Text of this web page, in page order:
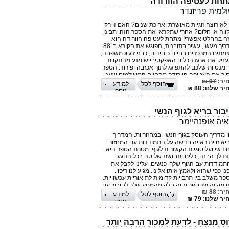
פריזנדר
לא רוצה זוגיות מאושרת וארוכת שנים? האם זו רק
או חלום? אחרי שתקראו את הספר הזה, תבינו
בהחלט אפשרי! מתחת לעטיפה הוורודה הוא
מדריך מעשי, עשיר בתובנות, הפוגש את הקורא ב־88
המרכזיים בחיים כיחידים, כבני זוג וכמשפחה,
את ארגז הכלים האפקטיבי שימנע מהתקוות
שלכם להתפוגג לתוך אכזבה ופירוד. הספר
את העטיפה הוורודה מהחיים המושלמים שאנו
עליהם, מסיט הצידה את האגדות וסיפורי
מהסרטים ומראה לכם כיצד אתם יכולים
את סיפור הזוגיות שלכם, להתוות כיחידים
המשותפת שלכם. אל תתנו לסטטיסטיקה
של אחוז המתגרשים הגבוה בישראל לדפוק
דלתכם. צאו למסע הזוגי עם עיניים פקוחות
את חלום הזוגיות שלו אתם ראויים! שולמית
פריזנדר, בעלת ניסיון של יותר מ־25 שנה בייעוץ
בארץ ובעולם, לקחה את הכלים המקצועיים
ניתוח ושיפור תהליכים והמירה אותם לעולם
מתוך הדרך והניסיון שצברה בתחום המקצועי
האישי פיתחה כלים פרקטיים להשגת זוגיות
ומאריכת ימים. שולמית מציעה קורסים
הרצאות וליווי אישי לזוגות ויחידים טרם מיסוד
ביניהם, בפרק א' או בפרקים אחרים בחייהם
תחושת שליחות ורצון למנוע משברים זוגיים טרם
97 ₪
שלנו: 88 ₪
למידע
נוסף
הוסף לסל
בריא לגוף הנשי
אופנהיימר
מדריך העוסק בגוף הנשי ובמחזוריות. המדריך
זווית ראייה חדשה על התמודדות עם המחזור
ועל סוגיות הקשורות לגוף. מטרת הספר היא
לך הבנה, כלים ותחושת שליטה בכל הנוגע
עם הגוף שלך. כנשים, עלינו לקבל את
כפי שהוא ולאמץ אותו אלינו. מגיע לנו ריפוי.
משלב בין תרבויות קדומות לתיאוריות עכשוויות.
מקווה שהספר יהיה חלק מהמסע שלך לחיבור עם
מאיה אופנהיימר היא מדריכה ומרצה למגדר,
אישית לתזונה אינטגרטיבית ומלווה נשים
קלה בשיטת שרמן. בעלת תואר ראשון
88 ₪
שלנו: 79 ₪
למידע
נוסף
הוסף לסל
מנצח - לדעת למכור הרבה יותר